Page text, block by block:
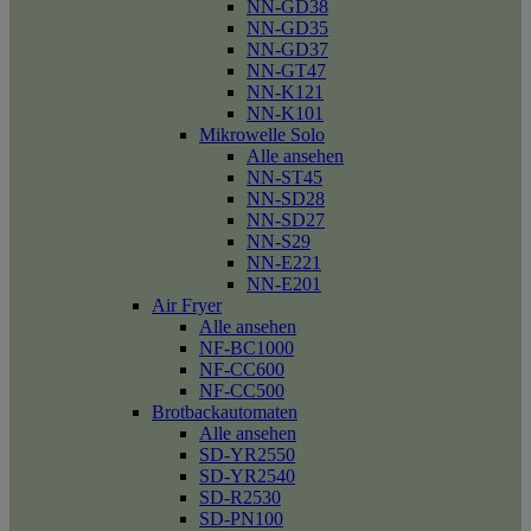
NN-GD38
NN-GD35
NN-GD37
NN-GT47
NN-K121
NN-K101
Mikrowelle Solo
Alle ansehen
NN-ST45
NN-SD28
NN-SD27
NN-S29
NN-E221
NN-E201
Air Fryer
Alle ansehen
NF-BC1000
NF-CC600
NF-CC500
Brotbackautomaten
Alle ansehen
SD-YR2550
SD-YR2540
SD-R2530
SD-PN100